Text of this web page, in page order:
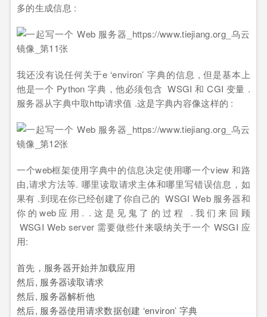
多的生成信息 :
我还没有说任何关于e ‘environ’ 字典的信息 , 但是基本上
他是一个 Python 字典，他必须包含 WSGI 和 CGI 变量 .
服务器从字典中取http请求值 .这是字典内容像这样的 :
一个web框架使用字典中的信息决定使用哪一个view 和路
由,请求方法等. 哪里读取请求主体和哪里写错误信息，如
果有 .到现在你已经创建了你自己的 WSGI Web 服务器和
你的web应用. .这是见鬼了的过程 .我们来回顾
WSGI Web server 需要做些什来吸纳关于一个 WSGI 应
用:
首先，服务器开始并加载应用
然后, 服务器读取请求
然后, 服务器解析他
然后, 服务器使用请求数据创建 ‘environ’ 字典